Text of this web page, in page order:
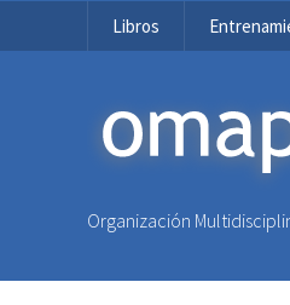
Libros
OMAPA
Organización